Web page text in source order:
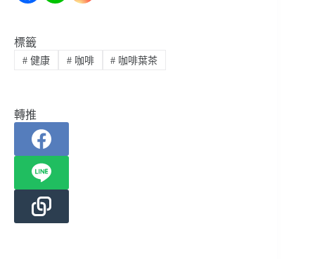
標籤
#健康 #咖啡 # 咖啡葉茶
轉推